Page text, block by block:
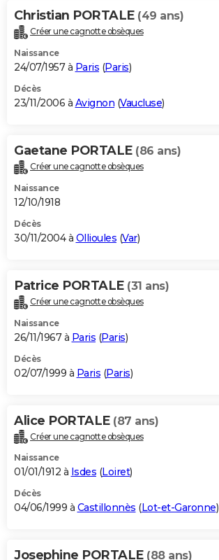
Christian PORTALE (49 ans)
Créer une cagnotte obsèques
Naissance
24/07/1957 à Paris (Paris)
Décès
23/11/2006 à Avignon (Vaucluse)
Gaetane PORTALE (86 ans)
Créer une cagnotte obsèques
Naissance
12/10/1918
Décès
30/11/2004 à Ollioules (Var)
Patrice PORTALE (31 ans)
Créer une cagnotte obsèques
Naissance
26/11/1967 à Paris (Paris)
Décès
02/07/1999 à Paris (Paris)
Alice PORTALE (87 ans)
Créer une cagnotte obsèques
Naissance
01/01/1912 à Isdes (Loiret)
Décès
04/06/1999 à Castillonnès (Lot-et-Garonne)
Josephine PORTALE (88 ans)